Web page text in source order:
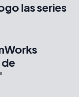
las series